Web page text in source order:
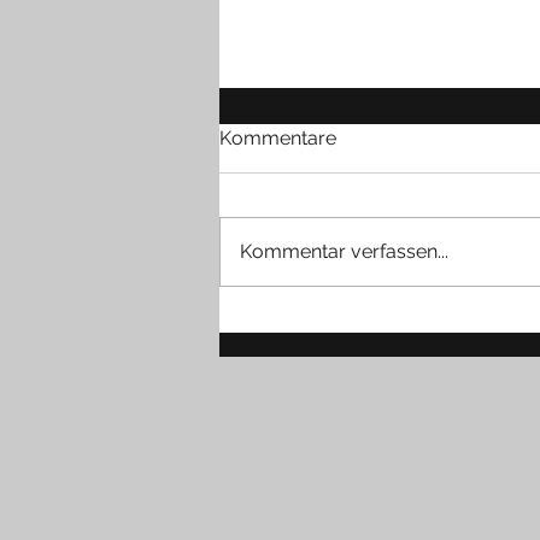
Kaviar in der Business Class
Kommentare
Kommentar verfassen...